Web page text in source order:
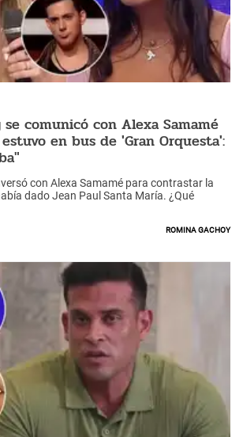
se comunicó con Alexa Samamé
en bus de 'Gran Orquesta':
con Alexa Samamé para contrastar la
dado Jean Paul Santa María. ¿Qué
Romina Gachoy